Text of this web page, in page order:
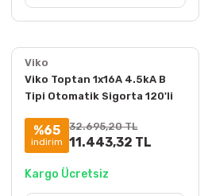
Viko
Viko Toptan 1x16A 4.5kA B
Tipi Otomatik Sigorta 120'li
%65
indirim
32.695,20 TL
11.443,32 TL
Kargo Ücretsiz